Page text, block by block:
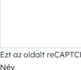
Ezt az oldalt
Név